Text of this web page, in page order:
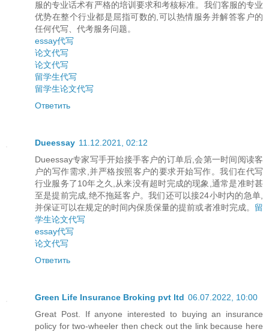
服的专业话术有严格的培训要求和考核标准。我们客服的专业
优势在整个行业都是屈指可数的,可以热情服务并解答客户的
任何代写、代考服务问题。
essay代写
论文代写
论文代写
留学生代写
留学生论文代写
Ответить
Dueessay 11.12.2021, 02:12
Dueessay专家写手开始接手客户的订单后,会第一时间阅读客
户的写作需求,并严格按照客户的要求开始写作。我们在代写
行业服务了10年之久,从来没有超时完成的现象,通常是准时甚
至是提前完成,绝不拖延客户。我们还可以接24小时内的急单,
并保证可以在规定的时间内保质保量的提前或者准时完成。 留
学生论文代写
essay代写
论文代写
Ответить
Green Life Insurance Broking pvt ltd 06.07.2022, 10:00
Great Post. If anyone interested to buying an insurance
policy for two-wheeler then check out the link because here